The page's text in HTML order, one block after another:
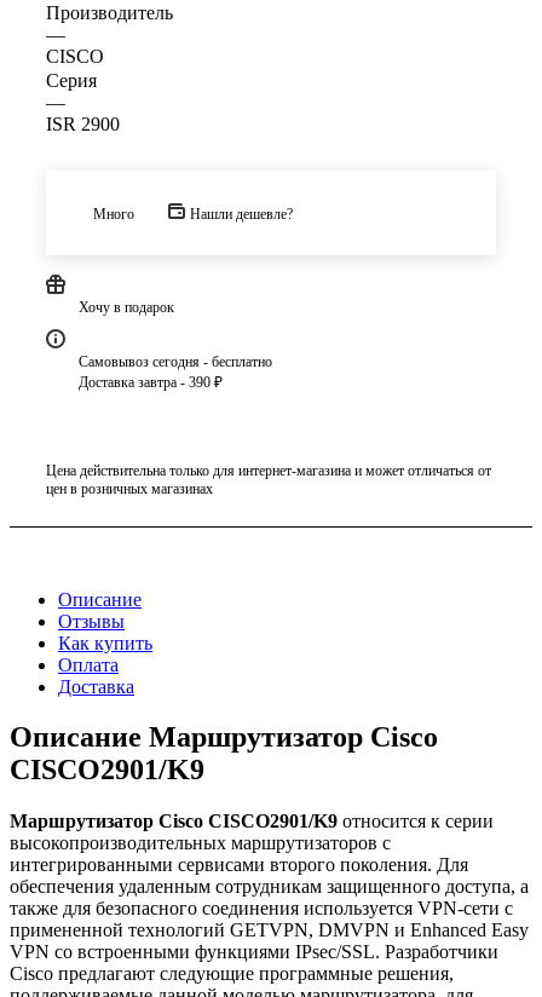
Производитель
—
CISCO
Серия
—
ISR 2900
Много Нашли дешевле?
Хочу в подарок
Самовывоз сегодня - бесплатно
Доставка завтра - 390 ₽
Цена действительна только для интернет-магазина и может отличаться от
цен в розничных магазинах
Описание
Отзывы
Как купить
Оплата
Доставка
Описание Маршрутизатор Cisco
CISCO2901/K9
Маршрутизатор Cisco CISCO2901/K9 относится к серии
высокопроизводительных маршрутизаторов с
интегрированными сервисами второго поколения. Для
обеспечения удаленным сотрудникам защищенного доступа, а
также для безопасного соединения используется VPN-сети с
примененной технологий GETVPN, DMVPN и Enhanced Easy
VPN со встроенными функциями IPsec/SSL. Разработчики
Cisco предлагают следующие программные решения,